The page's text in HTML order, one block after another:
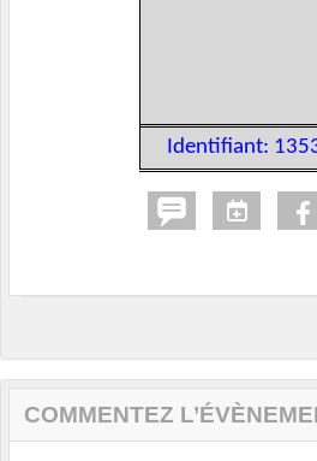
Identifiant:
COMMENTEZ